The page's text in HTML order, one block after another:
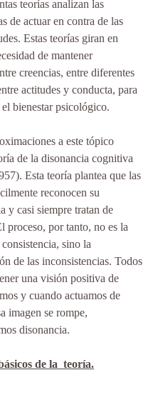
teorías analizan las
de actuar en contra de las
Estas teorías giran en
de mantener
creencias, entre diferentes
actitudes y conducta, para
bienestar psicológico.
a este tópico
de la disonancia cognitiva
Esta teoría plantea que las
reconocen su
y casi siempre tratan de
proceso, por tanto, no es la
sino la
de las inconsistencias. Todos
una visión positiva de
y cuando actuamos de
imagen se rompe,
disonancia.
de la  teoría.